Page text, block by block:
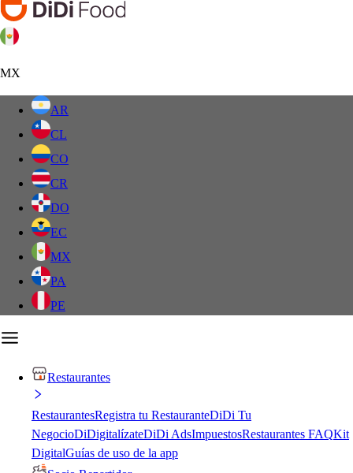
MX
AR
CL
CO
CR
DO
EC
MX
PA
PE
Restaurantes
RestaurantesRegistra tu RestauranteDiDi Tu
NegocioDiDigitalízateDiDi AdsImpuestosRestaurantes FAQKit
DigitalGuías de uso de la app